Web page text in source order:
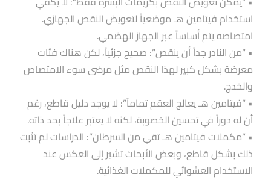
استخدام فيتامين هـ موضعياََ لتعويض النقص الجهازي.
امتصاصه يتم أساساََ عبر الجهاز الهضمي.
• “من النادر جداً أن ينقص”: صحيح جزئياََ، لكن هناك فئات
معرضة بشكل كبير لهذا النقص مثل مرضى سوء الامتصاص
والخدج.
• “فيتامين هـ يعالج العقم تماماََ”: لا يوجد دليل قاطع، رغم
أن له دوراََ في تحسين الخصوبة، لكنه لا يعتبر علاجاََ بحد ذاته.
• “مكملات فيتامين هـ تقي من السرطان”: الدراسات لم تثبت
ذلك بشكل قاطع، وبعض الأبحاث تشير إلى العكس عند
الاستخدام العشوائي للمكملات الغذائية.